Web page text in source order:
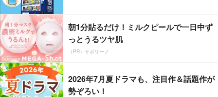
朝1分貼るだけ！ミルクピールで一日中ず
っとうるツヤ肌
（PR）サボリーノ
2026年7月夏ドラマも、注目作＆話題作が
勢ぞろい！